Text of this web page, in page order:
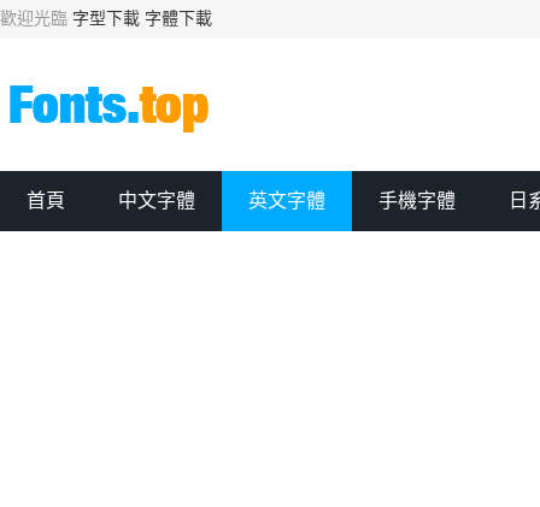
歡迎光臨 字型下載 字體下載
首頁 中文字體 英文字體 手機字體 日